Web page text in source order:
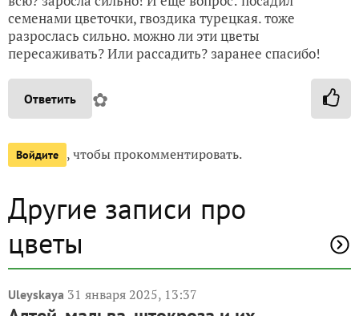
семенами цветочки, гвоздика турецкая. тоже
разрослась сильно. можно ли эти цветы
пересаживать? Или рассадить? заранее спасибо!
Ответить ✿
Войдите , чтобы прокомментировать.
Другие записи про
цветы
Uleyskaya 31 января 2025, 13:37